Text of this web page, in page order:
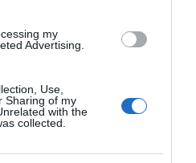
my
Advertising.
Use,
Sharing of my
with the
collected.
Prix Las Vegas' a
os diversos jovens